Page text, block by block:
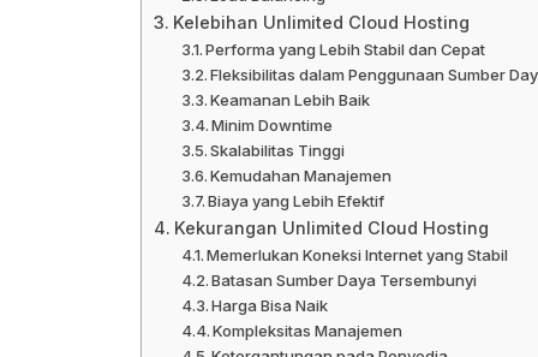
Kelebihan Unlimited Cloud Hosting
Performa yang Lebih Stabil dan Cepat
Fleksibilitas dalam Penggunaan Sumber
Keamanan Lebih Baik
Minim Downtime
Skalabilitas Tinggi
Kemudahan Manajemen
Biaya yang Lebih Efektif
Kekurangan Unlimited Cloud Hosting
Memerlukan Koneksi Internet yang Stabil
Batasan Sumber Daya Tersembunyi
Harga Bisa Naik
Kompleksitas Manajemen